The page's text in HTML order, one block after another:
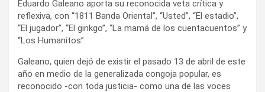
Eduardo Galeano aporta su reconocida veta crítica y
reflexiva, con “1811 Banda Oriental”, “Usted”, “El estadio”,
“El jugador”, “El ginkgo”, “La mamá de los cuentacuentos” y
“Los Humanitos”.
Galeano, quien dejó de existir el pasado 13 de abril de este
año en medio de la generalizada congoja popular, es
reconocido -con toda justicia- como una de las voces